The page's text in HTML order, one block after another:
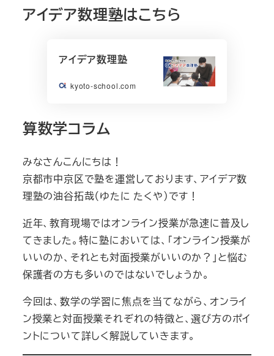
アイデア数理塾はこちら
アイデア数理塾
kyoto-school.com
算数学コラム
みなさんこんにちは！
京都市中京区で塾を運営しております、アイデア数
理塾の油谷拓哉（ゆたに たくや）です！
近年、教育現場ではオンライン授業が急速に普及し
てきました。特に塾においては、「オンライン授業が
いいのか、それとも対面授業がいいのか？」と悩む
保護者の方も多いのではないでしょうか。
今回は、数学の学習に焦点を当てながら、オンライ
ン授業と対面授業それぞれの特徴と、選び方のポイ
ントについて詳しく解説していきます。